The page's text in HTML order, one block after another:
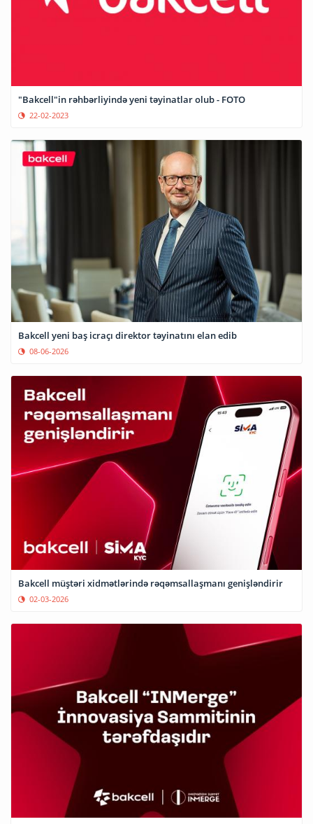
"Bakcell"in rəhbərliyində yeni təyinatlar olub - FOTO
22-02-2023
Bakcell yeni baş icraçı direktor təyinatını elan edib
08-06-2026
Bakcell müştəri xidmətlərində rəqəmsallaşmanı genişləndirir
02-03-2026